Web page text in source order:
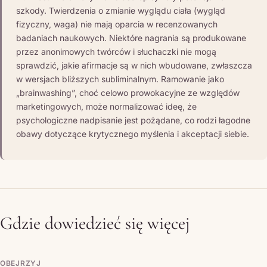
szkody. Twierdzenia o zmianie wyglądu ciała (wygląd
fizyczny, waga) nie mają oparcia w recenzowanych
badaniach naukowych. Niektóre nagrania są produkowane
przez anonimowych twórców i słuchaczki nie mogą
sprawdzić, jakie afirmacje są w nich wbudowane, zwłaszcza
w wersjach bliższych subliminalnym. Ramowanie jako
„brainwashing”, choć celowo prowokacyjne ze względów
marketingowych, może normalizować ideę, że
psychologiczne nadpisanie jest pożądane, co rodzi łagodne
obawy dotyczące krytycznego myślenia i akceptacji siebie.
Gdzie dowiedzieć się więcej
OBEJRZYJ